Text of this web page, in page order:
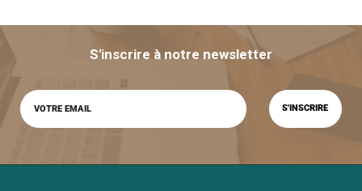
S'inscrire à notre newsletter